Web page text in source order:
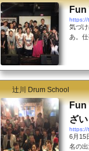
Fun
https://
気づ
あ。
これ
ve
辻川 Drum School
Fun
ざ
https://
6月15
名の